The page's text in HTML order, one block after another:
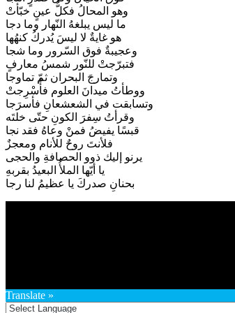
وهو المحالُ فكلُّ عينٍ خبّأتْ
ما ليس يبلغهُ النّهار وما دجا
هو غايةٌ لا ليسَ يُدركُ كنهُها
وعجيبةٌ فوق السّرور وما شجا
فتبرّجتْ للنّور شمسُ معارفٍ
وتمارجَ البحران ثمّ تماوجا
ووطأتُ ميدانَ العلوم فأُسْرِجتْ
وتسابقت في الشعشعانِ فأسرَجا
وقرأتُ سِفرَ الكونِ حتّى خلتَه
قبسًا يفيضُ فمنْ وعاهُ فقد نجا
فلأنتَ روحٌ للأنام ومعجزٌ
يرنو إليك ذوو الحصافةِ والحجى
يا أيّها الملأُ البعيدُ بقربهِ
بحنانِ صدركَ يا عظيمُ لنا رجا
Translate »